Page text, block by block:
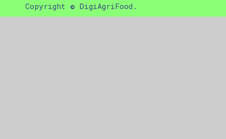
Copyright © DigiAgriFood.